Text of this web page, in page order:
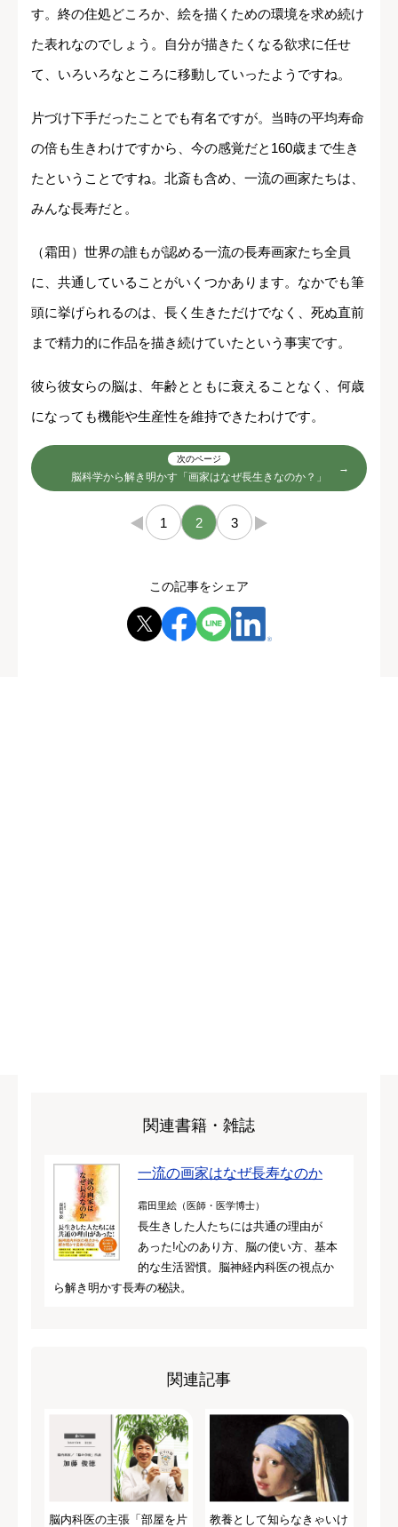
す。終の住処どころか、絵を描くための環境を求め続け
た表れなのでしょう。自分が描きたくなる欲求に任せ
て、いろいろなところに移動していったようですね。
片づけ下手だったことでも有名ですが。当時の平均寿命
の倍も生きわけですから、今の感覚だと160歳まで生き
たということですね。北斎も含め、一流の画家たちは、
みんな長寿だと。
（霜田）世界の誰もが認める一流の長寿画家たち全員
に、共通していることがいくつかあります。なかでも筆
頭に挙げられるのは、長く生きただけでなく、死ぬ直前
まで精力的に作品を描き続けていたという事実です。
彼ら彼女らの脳は、年齢とともに衰えることなく、何歳
になっても機能や生産性を維持できたわけです。
次のページ
脳科学から解き明かす「画家はなぜ長生きなのか？」
← 1 2 3 →
この記事をシェア
関連書籍・雑誌
一流の画家はなぜ長寿なのか
霜田里絵（医師・医学博士）
長生きした人たちには共通の理由が
あった!心のあり方、脳の使い方、基本
的な生活習慣。脳神経内科医の視点か
ら解き明かす長寿の秘訣。
関連記事
脳内科医の主張「部屋を片
教養として知らなきゃいけ